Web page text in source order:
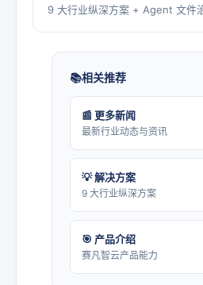
9 大行业纵深方案 + Agent 文件
相关推荐
📰 更多新闻
最新行业动态与资讯
💡 解决方案
9 大行业纵深方案
🎯 产品介绍
赛凡智云产品能力